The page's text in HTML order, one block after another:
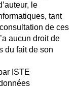
le
tant
de ces
aucun droit de
du fait de son
ISTE